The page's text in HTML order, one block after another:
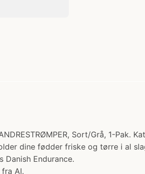
Sort/Grå, 1-
dine fødder friske og tørre i al
Endurance.
AI.